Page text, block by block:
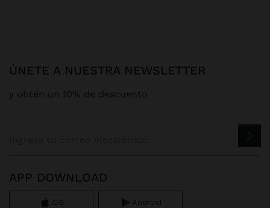
ÚNETE A NUESTRA NEWSLETTER
y obtén un 10% de descuento
APP DOWNLOAD
iOS Android